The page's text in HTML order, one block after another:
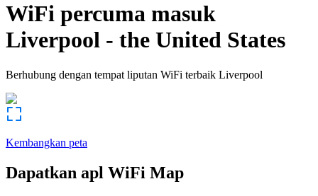
WiFi percuma masuk
Liverpool - the United States
Berhubung dengan tempat liputan WiFi terbaik Liverpool
Kembangkan peta
Dapatkan apl WiFi Map